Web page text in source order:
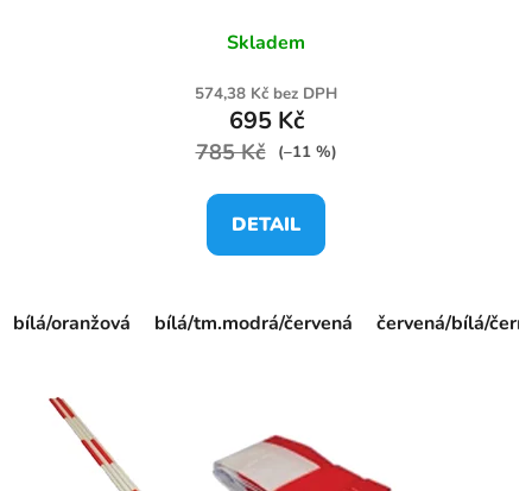
Skladem
574,38 Kč bez DPH
695 Kč
785 Kč (–11 %)
DETAIL
bílá/oranžová bílá/tm.modrá/červená červená/bílá/